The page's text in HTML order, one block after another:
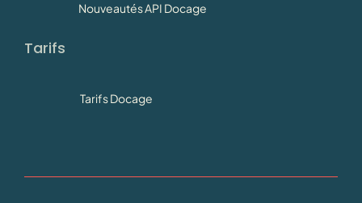
Nouveautés API Docage
Tarifs
Tarifs Docage